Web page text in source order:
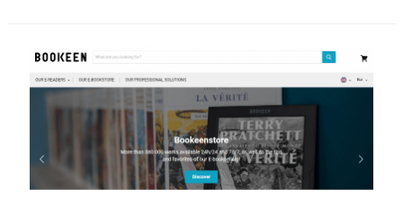
génération,
le
made
in